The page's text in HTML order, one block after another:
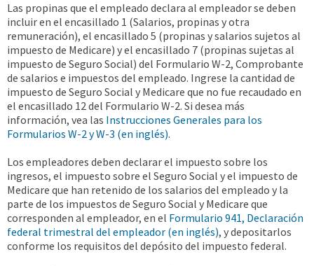
Las propinas que el empleado declara al empleador se deben
incluir en el encasillado 1 (Salarios, propinas y otra
remuneración), el encasillado 5 (propinas y salarios sujetos al
impuesto de Medicare) y el encasillado 7 (propinas sujetas al
impuesto de Seguro Social) del Formulario W-2, Comprobante
de salarios e impuestos del empleado. Ingrese la cantidad de
impuesto de Seguro Social y Medicare que no fue recaudado en
el encasillado 12 del Formulario W-2. Si desea más
información, vea las Instrucciones Generales para los
Formularios W-2 y W-3 (en inglés).
Los empleadores deben declarar el impuesto sobre los
ingresos, el impuesto sobre el Seguro Social y el impuesto de
Medicare que han retenido de los salarios del empleado y la
parte de los impuestos de Seguro Social y Medicare que
corresponden al empleador, en el Formulario 941, Declaración
federal trimestral del empleador (en inglés), y depositarlos
conforme los requisitos del depósito del impuesto federal.